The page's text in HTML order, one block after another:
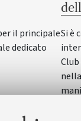
il principale
dedicato
Si è